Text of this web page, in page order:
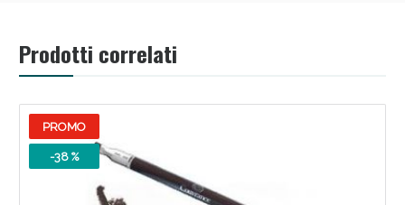
Prodotti correlati
PROMO
-38 %